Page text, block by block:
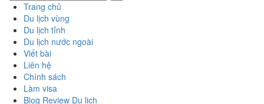
Trang chủ
Du lịch vùng
Du lịch tỉnh
Du lịch nước ngoài
Viết bài
Liên hệ
Chính sách
Làm visa
Blog Review Du lịch